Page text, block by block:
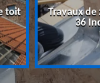
toit
Travaux de
36